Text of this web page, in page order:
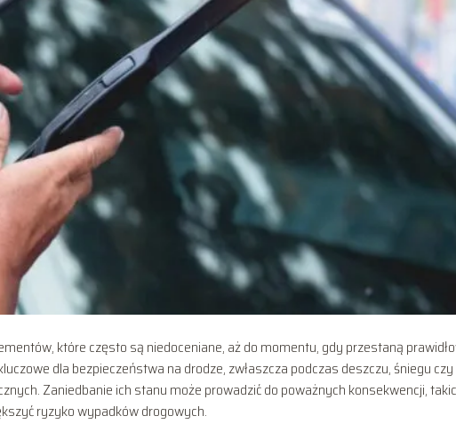
które często są niedoceniane, aż do momentu, gdy przestaną
dla bezpieczeństwa na drodze, zwłaszcza podczas deszczu, śniegu czy
Zaniedbanie ich stanu może prowadzić do poważnych konsekwencji,
ryzyko wypadków drogowych.